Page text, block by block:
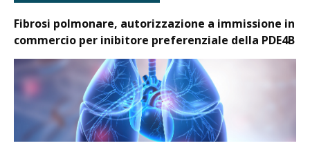
Fibrosi polmonare, autorizzazione a immissione in
commercio per inibitore preferenziale della PDE4B